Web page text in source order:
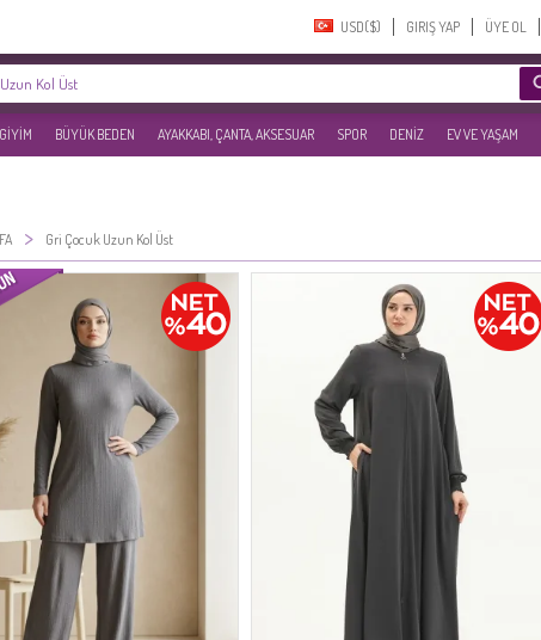
USD($)‎ GIRIŞ YAP ÜYE OL
BÜYÜK BEDEN AYAKKABI, ÇANTA, AKSESUAR SPOR DENİZ EV VE YAŞAM
> Gri Çocuk Uzun Kol Üst